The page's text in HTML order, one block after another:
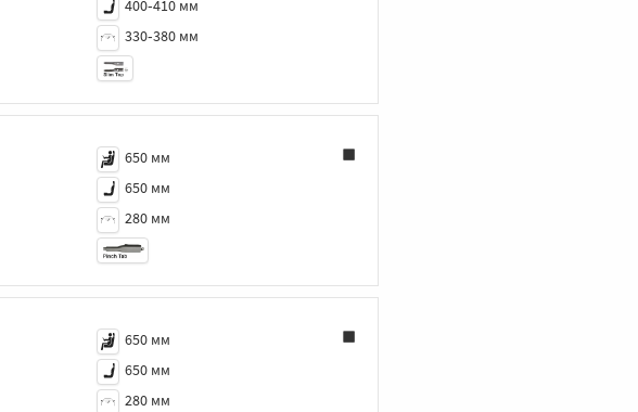
400‑410 мм
330‑380 мм
650 мм
650 мм
280 мм
650 мм
650 мм
280 мм